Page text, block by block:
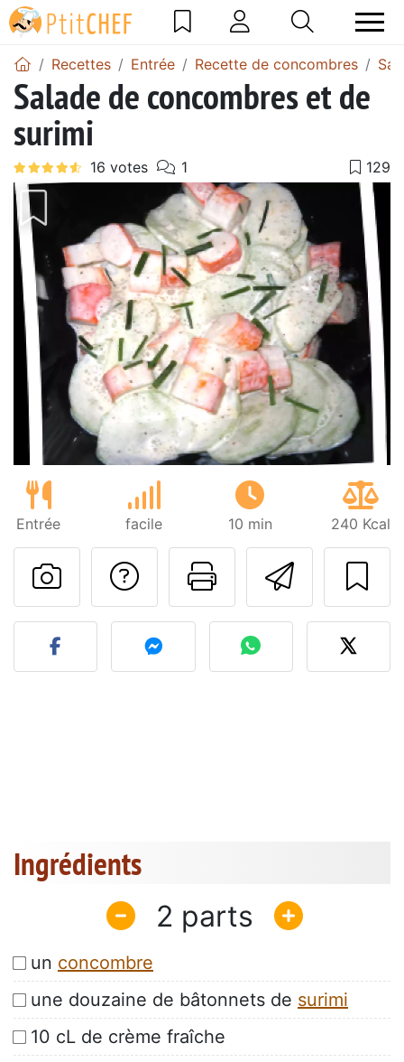
Recettes Entrée Recette de concombres
Salade de concombres et de
surimi
Entrée facile 10 min 240 Kcal
Imprimer
Poser une
Publier votre photo de
Ingrédients
2
un concombre
une douzaine de bâtonnets de surimi
10 cL de crème fraîche